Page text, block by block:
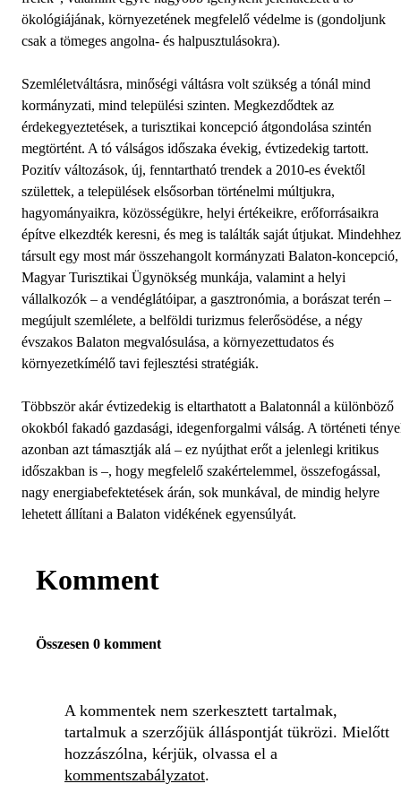
ökológiájának, környezetének megfelelő védelme is (gondoljunk
csak a tömeges angolna- és halpusztulásokra).
Szemléletváltásra, minőségi váltásra volt szükség a tónál mind
kormányzati, mind települési szinten. Megkezdődtek az
érdekegyeztetések, a turisztikai koncepció átgondolása szintén
megtörtént. A tó válságos időszaka évekig, évtizedekig tartott.
Pozitív változások, új, fenntartható trendek a 2010-es évektől
születtek, a települések elsősorban történelmi múltjukra,
hagyományaikra, közösségükre, helyi értékeikre, erőforrásaikra
építve elkezdték keresni, és meg is találták saját útjukat. Mindehhez
társult egy most már összehangolt kormányzati Balaton-koncepció,
Magyar Turisztikai Ügynökség munkája, valamint a helyi
vállalkozók – a vendéglátóipar, a gasztronómia, a borászat terén –
megújult szemlélete, a belföldi turizmus felerősödése, a négy
évszakos Balaton megvalósulása, a környezettudatos és
környezetkímélő tavi fejlesztési stratégiák.
Többször akár évtizedekig is eltarthatott a Balatonnál a különböző
okokból fakadó gazdasági, idegenforgalmi válság. A történeti
azonban azt támasztják alá – ez nyújthat erőt a jelenlegi kritikus
időszakban is –, hogy megfelelő szakértelemmel, összefogással,
nagy energiabefektetések árán, sok munkával, de mindig helyre
lehetett állítani a Balaton vidékének egyensúlyát.
Komment
Összesen 0 komment
A kommentek nem szerkesztett tartalmak,
tartalmuk a szerzőjük álláspontját tükrözi. Mielőtt
hozzászólna, kérjük, olvassa el a
kommentszabályzatot.